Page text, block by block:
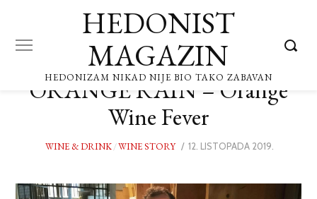
HEDONIST
MAGAZIN
HEDONIZAM NIKAD NIJE BIO TAKO ZABAVAN
ORANGE RAIN – Orange
Wine Fever
WINE & DRINK /WINE STORY
POSTED
12. LISTOPADA 2019.